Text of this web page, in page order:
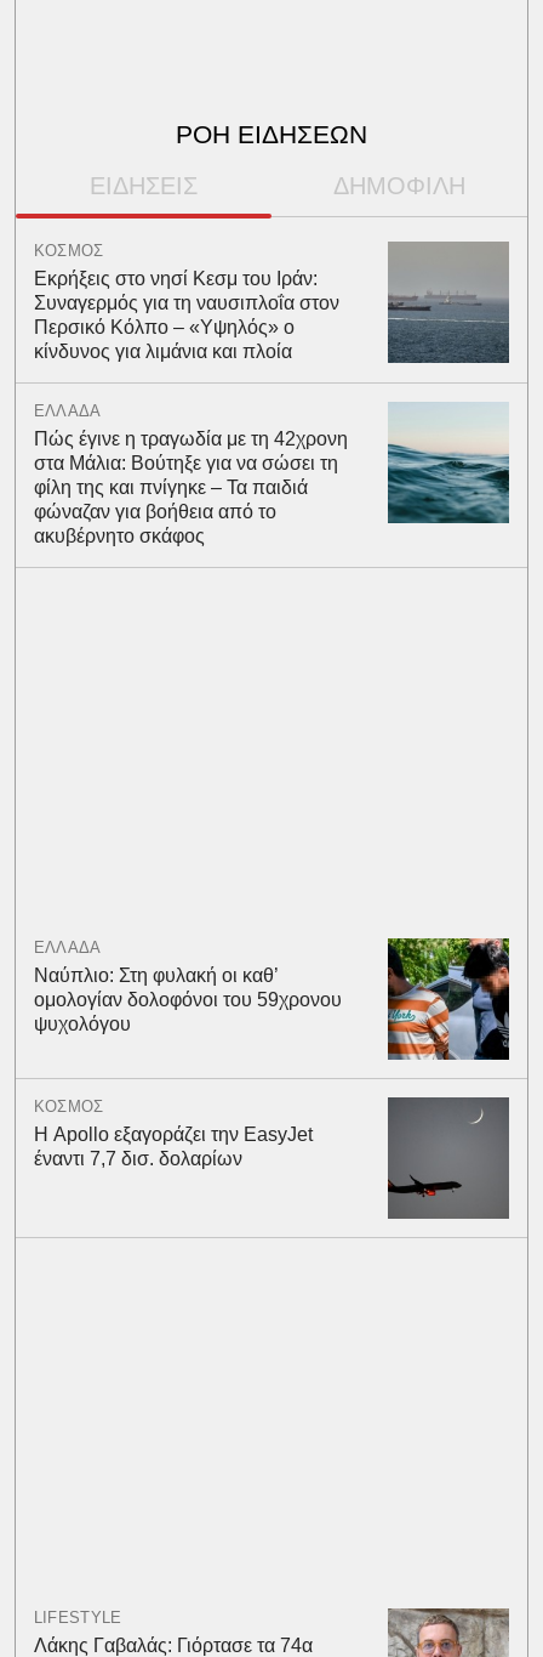
ΡΟΗ ΕΙΔΗΣΕΩΝ
ΕΙΔΗΣΕΙΣ ΔΗΜΟΦΙΛΗ
ΚΟΣΜΟΣ
Εκρήξεις στο νησί Κεσμ του Ιράν:
Συναγερμός για τη ναυσιπλοΐα στον
Περσικό Κόλπο – «Υψηλός» ο
κίνδυνος για λιμάνια και πλοία
ΕΛΛΑΔΑ
Πώς έγινε η τραγωδία με τη 42χρονη
στα Μάλια: Βούτηξε για να σώσει τη
φίλη της και πνίγηκε – Τα παιδιά
φώναζαν για βοήθεια από το
ακυβέρνητο σκάφος
ΕΛΛΑΔΑ
Ναύπλιο: Στη φυλακή οι καθ’
ομολογίαν δολοφόνοι του 59χρονου
ψυχολόγου
ΚΟΣΜΟΣ
Η Apollo εξαγοράζει την EasyJet
έναντι 7,7 δισ. δολαρίων
LIFESTYLE
Λάκης Γαβαλάς: Γιόρτασε τα 74α